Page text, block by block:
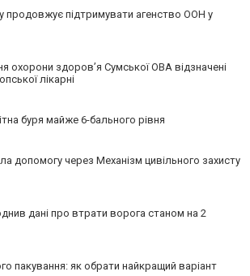
продовжує підтримувати агенство ООН у
охорони здоров’я Сумської ОВА відзначені
лікарні
буря майже 6-бального рівня
допомогу через Механізм цивільного захисту
дані про втрати ворога станом на 2
пакування: як обрати найкращий варіант